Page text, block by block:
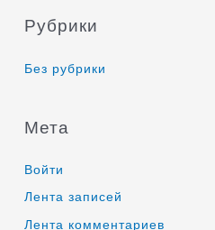
Рубрики
Без рубрики
Мета
Войти
Лента записей
Лента комментариев